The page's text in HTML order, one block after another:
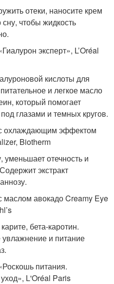
отеки, наносите крем
чтобы жидкость
эксперт», L’Oréal
кислоты для
и легкое масло
который помогает
глазами и темных кругов.
охлаждающим эффектом
Biotherm
уменьшает отечность и
экстракт
маслом авокадо Creamy Eye
бета-каротин.
и питание
питания.
L'Oréal Paris